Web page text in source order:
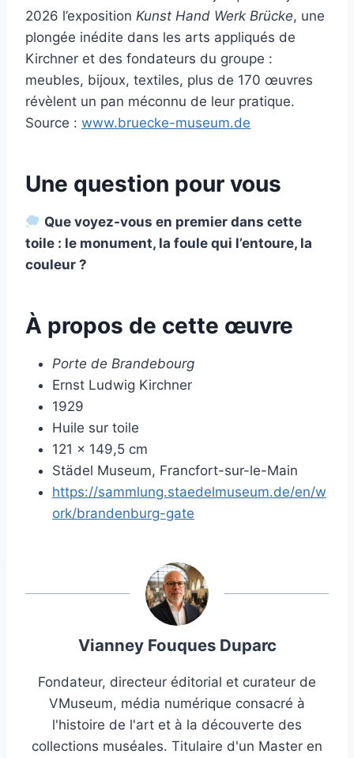
2026 l’exposition Kunst Hand Werk Brücke, une
plongée inédite dans les arts appliqués de
Kirchner et des fondateurs du groupe :
meubles, bijoux, textiles, plus de 170 œuvres
révèlent un pan méconnu de leur pratique.
Source : www.bruecke-museum.de
Une question pour vous
Que voyez-vous en premier dans cette
toile : le monument, la foule qui l’entoure, la
couleur ?
À propos de cette œuvre
Porte de Brandebourg
Ernst Ludwig Kirchner
1929
Huile sur toile
121 × 149,5 cm
Städel Museum, Francfort-sur-le-Main
https://sammlung.staedelmuseum.de/en/w
ork/brandenburg-gate
Vianney Fouques Duparc
Fondateur, directeur éditorial et curateur de
VMuseum, média numérique consacré à
l'histoire de l'art et à la découverte des
collections muséales. Titulaire d'un Master en